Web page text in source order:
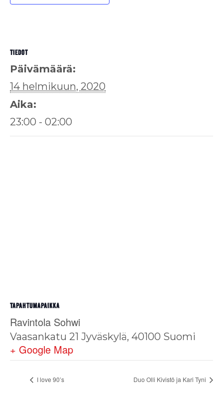
TIEDOT
Päivämäärä:
14 helmikuun, 2020
Aika:
23:00 - 02:00
TAPAHTUMAPAIKKA
Ravintola Sohwi
Vaasankatu 21 Jyväskylä, 40100 Suomi
+ Google Map
I love 90’s Duo Olli Kivistö ja Kari Tyni